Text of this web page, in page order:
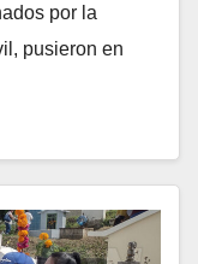
por la
pusieron en